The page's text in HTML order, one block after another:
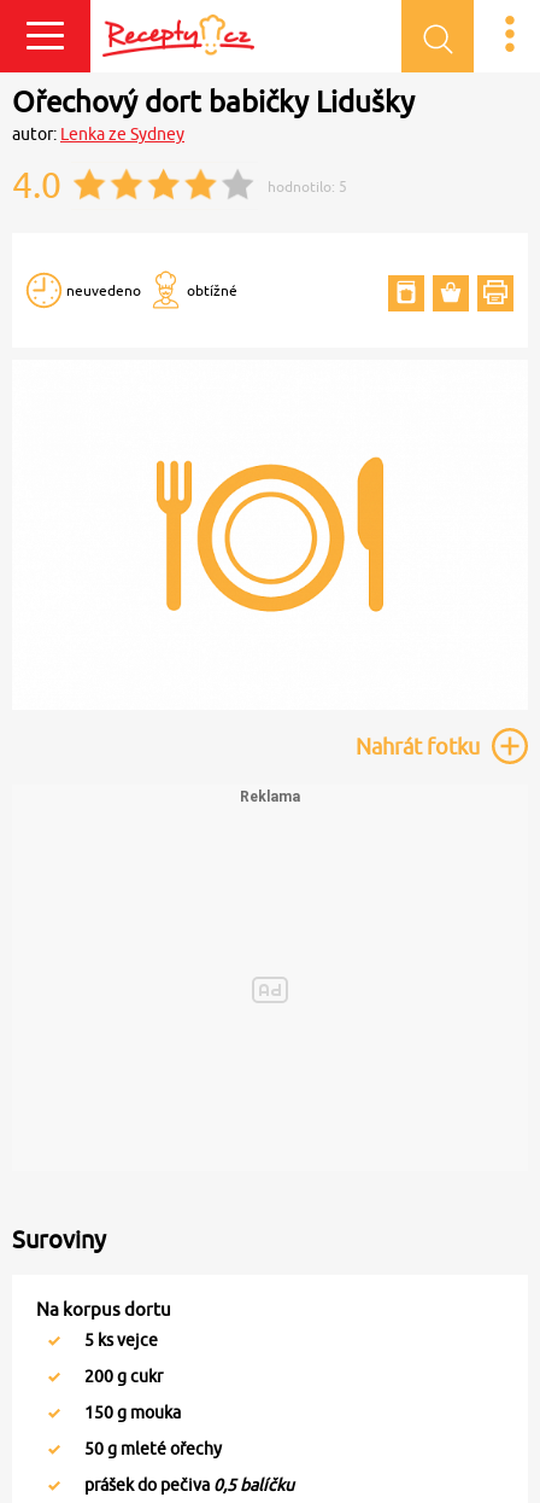
Přihlásit se
Ořechový dort babičky Lidušky
autor: Lenka ze Sydney
4.0 hodnotilo: 5
neuvedeno obtížné
Nahrátfotku
Suroviny
Na korpus dortu
5 ks vejce
200g cukr
150g mouka
50g mleté ořechy
prášek do pečiva 0,5 balíčku